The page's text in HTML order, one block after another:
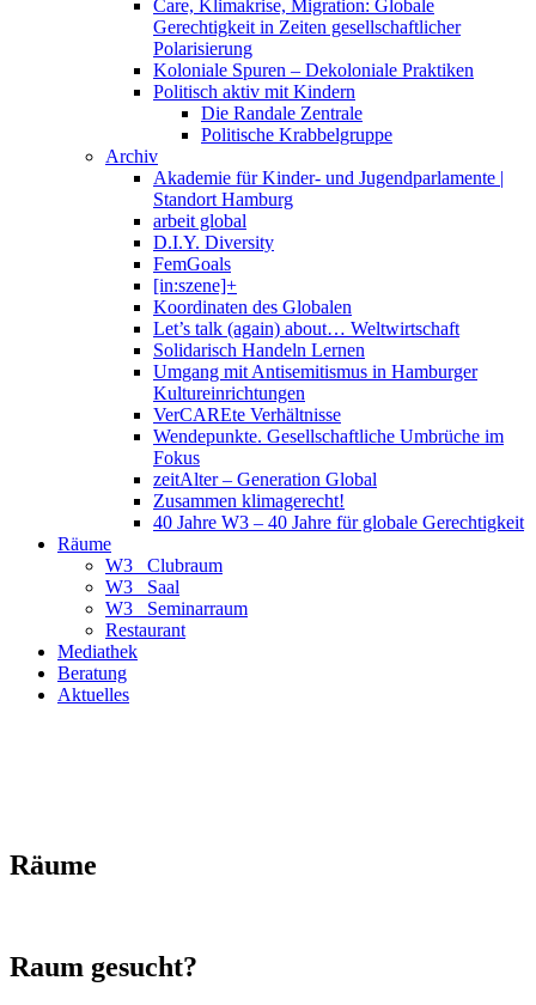
Care, Klimakrise, Migration: Globale
Gerechtigkeit in Zeiten gesellschaftlicher
Polarisierung
Koloniale Spuren – Dekoloniale Praktiken
Politisch aktiv mit Kindern
Die Randale Zentrale
Politische Krabbelgruppe
Archiv
Akademie für Kinder- und Jugendparlamente |
Standort Hamburg
arbeit global
D.I.Y. Diversity
FemGoals
[in:szene]+
Koordinaten des Globalen
Let’s talk (again) about… Weltwirtschaft
Solidarisch Handeln Lernen
Umgang mit Antisemitismus in Hamburger
Kultureinrichtungen
VerCAREte Verhältnisse
Wendepunkte. Gesellschaftliche Umbrüche im
Fokus
zeitAlter – Generation Global
Zusammen klimagerecht!
40 Jahre W3 – 40 Jahre für globale Gerechtigkeit
Räume
W3_ Clubraum
W3_ Saal
W3_ Seminarraum
Restaurant
Mediathek
Beratung
Aktuelles
Räume
Raum gesucht?